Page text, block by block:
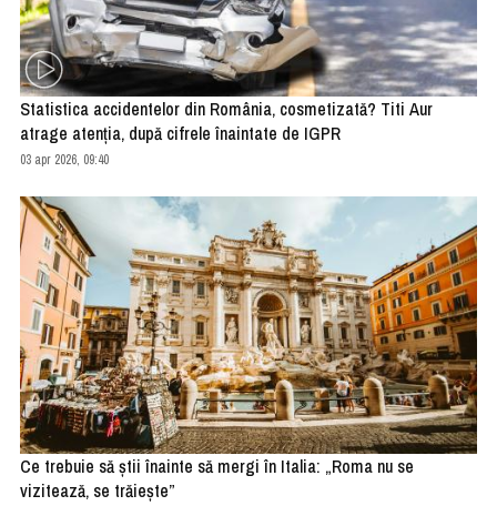
Statistica accidentelor din România, cosmetizată? Titi Aur
atrage atenţia, după cifrele înaintate de IGPR
03 apr 2026, 09:40
Ce trebuie să știi înainte să mergi în Italia: „Roma nu se
vizitează, se trăiește”